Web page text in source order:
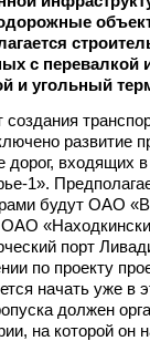
с перевалкой
и угольный
создания
развитие
дорог, входящих
1».
будут ОАО
порт
по проекту
начать уже в
должен
на которой он